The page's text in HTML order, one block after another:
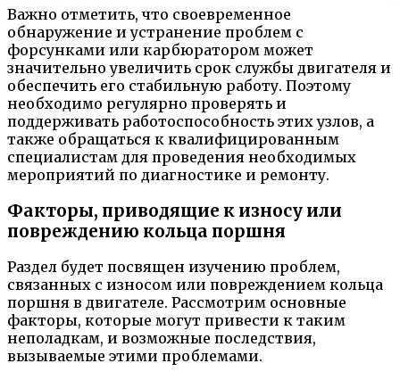
Важно отметить, что своевременное
обнаружение и устранение проблем с
форсунками или карбюратором может
значительно увеличить срок службы двигателя и
обеспечить его стабильную работу. Поэтому
необходимо регулярно проверять и
поддерживать работоспособность этих узлов, а
также обращаться к квалифицированным
специалистам для проведения необходимых
мероприятий по диагностике и ремонту.
Факторы, приводящие к износу или
повреждению кольца поршня
Раздел будет посвящен изучению проблем,
связанных с износом или повреждением кольца
поршня в двигателе. Рассмотрим основные
факторы, которые могут привести к таким
неполадкам, и возможные последствия,
вызываемые этими проблемами.